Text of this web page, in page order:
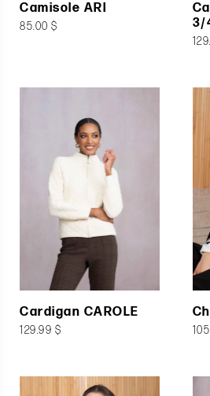
Camisole ARI
85.00 $
3/
Cardigan CAROLE
129.99 $